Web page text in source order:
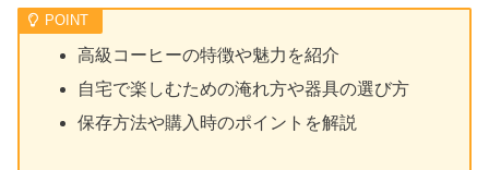
高級コーヒーの特徴や魅力を紹介
自宅で楽しむための淹れ方や器具の選び方
保存方法や購入時のポイントを解説